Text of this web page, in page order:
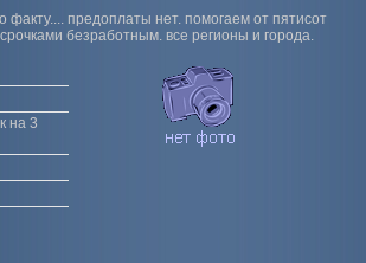
предоплаты нет. помогаем от пятисот
безработным. все регионы и города.
на 3